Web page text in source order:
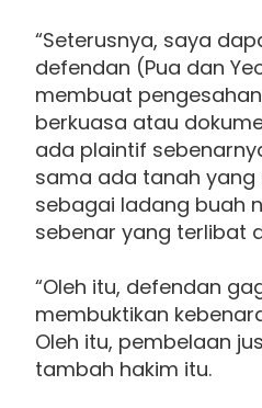
“Seterusnya, saya
defendan (Pua dan
membuat
berkuasa atau
ada plaintif
sama ada tanah yang
sebagai ladang buah
sebenar yang terlibat
“Oleh itu, defendan
membuktikan
Oleh itu, pembelaan
tambah hakim itu.